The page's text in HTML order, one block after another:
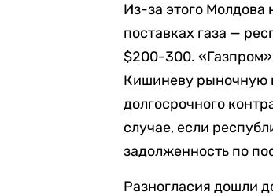
Из-за этого Молдова
поставках газа —
$200-300.
Кишиневу рыночную
долгосрочного
случае, если
задолженность по
Разногласия дошли